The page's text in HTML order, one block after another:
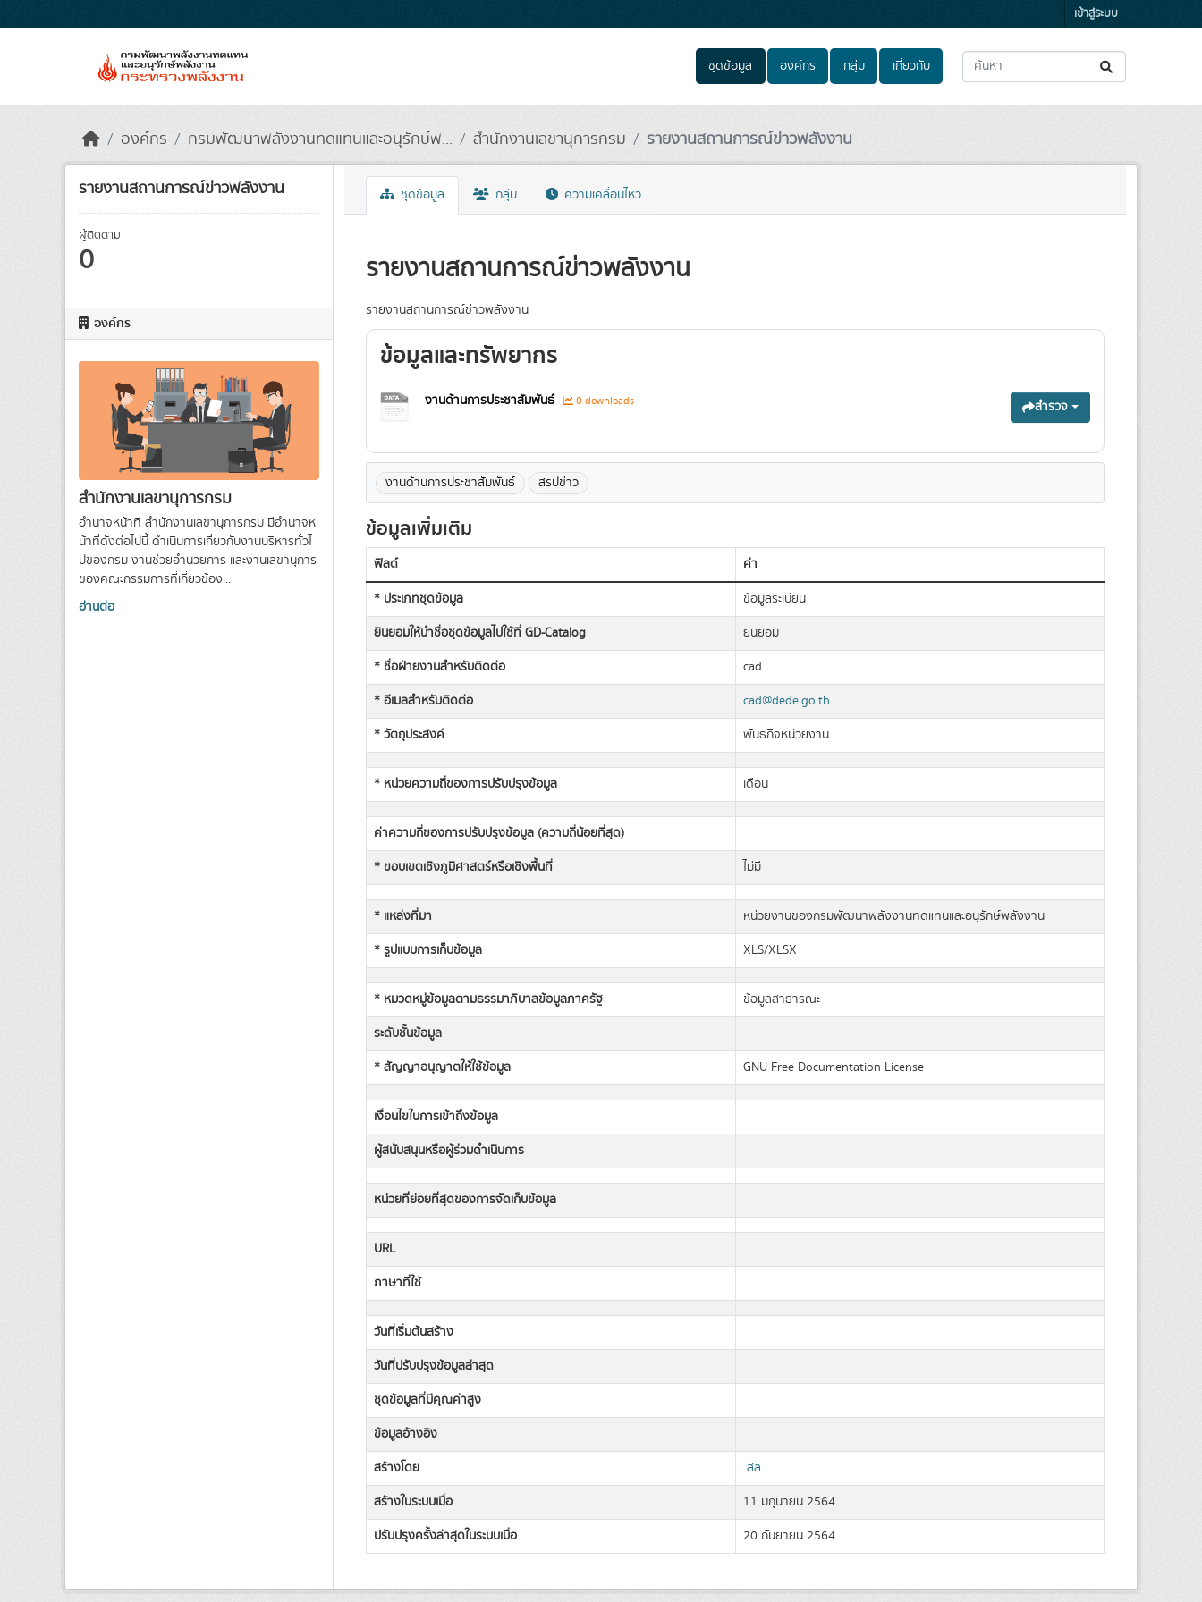
เข้าสู่ระบบ
ชุดข้อมูล องค์กร กลุ่ม เกี่ยวกับ
องค์กร กรมพัฒนาพลังงานทดแทนและอนุรักษ์พ... สำนักงานเลขานุการกรม รายงานสถานการณ์ข่าวพลังงาน
รายงานสถานการณ์ข่าวพลังงาน
ผู้ติดตาม
0
องค์กร
สำนักงานเลขานุการกรม
อำนาจหน้าที่ สำนักงานเลขานุการกรม มีอํานาจห
น้าที่ดังต่อไปนี้ ดําเนินการเกี่ยวกับงานบริหารทั่วไ
ปของกรม งานช่วยอํานวยการ และงานเลขานุการ
ของคณะกรรมการที่เกี่ยวข้อง...
อ่านต่อ
ชุดข้อมูล กลุ่ม ความเคลื่อนไหว
รายงานสถานการณ์ข่าวพลังงาน
รายงานสถานการณ์ข่าวพลังงาน
ข้อมูลและทรัพยากร
งานด้านการประชาสัมพันธ์ 0 downloads สำรวจ
งานด้านการประชาสัมพันธ์ สรปข่าว
ข้อมูลเพิ่มเติม
ฟิลด์
ค่า
* ประเภทชุดข้อมูล
ข้อมูลระเบียน
ยินยอมให้นำชื่อชุดข้อมูลไปใช้ที่ GD-Catalog
ยินยอม
* ชื่อฝ่ายงานสำหรับติดต่อ
cad
* อีเมลสำหรับติดต่อ
cad@dede.go.th
* วัตถุประสงค์
พันธกิจหน่วยงาน
* หน่วยความถี่ของการปรับปรุงข้อมูล เดือน
ค่าความถี่ของการปรับปรุงข้อมูล (ความถี่น้อยที่สุด)
* ขอบเขตเชิงภูมิศาสตร์หรือเชิงพื้นที่
ไม่มี
* แหล่งที่มา
หน่วยงานของกรมพัฒนาพลังงานทดแทนและอนุรักษ์พลังงาน
* รูปแบบการเก็บข้อมูล
XLS/XLSX
* หมวดหมู่ข้อมูลตามธรรมาภิบาลข้อมูลภาครัฐ
ข้อมูลสาธารณะ
ระดับชั้นข้อมูล
* สัญญาอนุญาตให้ใช้ข้อมูล
GNU Free Documentation License
เงื่อนไขในการเข้าถึงข้อมูล
ผู้สนับสนุนหรือผู้ร่วมดำเนินการ
หน่วยที่ย่อยที่สุดของการจัดเก็บข้อมูล
URL
ภาษาที่ใช้
วันที่เริ่มต้นสร้าง
วันที่ปรับปรุงข้อมูลล่าสุด
ชุดข้อมูลที่มีคุณค่าสูง
ข้อมูลอ้างอิง
สร้างโดย
สล.
สร้างในระบบเมื่อ
11 มิถุนายน 2564
ปรับปรุงครั้งล่าสุดในระบบเมื่อ
20 กันยายน 2564